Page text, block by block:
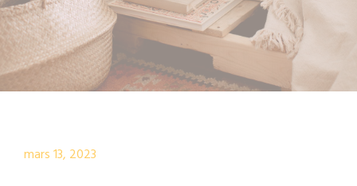
mars 13, 2023